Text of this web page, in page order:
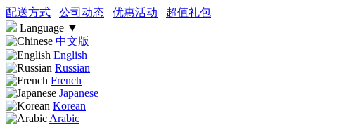
配送方式 公司动态 优惠活动
超值礼包
Language ▼
中文版
English
Russian
French
Japanese
Korean
Arabic